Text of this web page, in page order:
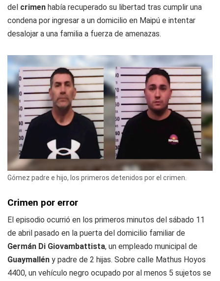
del crimen había recuperado su libertad tras cumplir una
condena por ingresar a un domicilio en Maipú e intentar
desalojar a una familia a fuerza de amenazas.
Gómez padre e hijo, los primeros detenidos por el crimen.
Crimen por error
El episodio ocurrió en los primeros minutos del sábado 11
de abril pasado en la puerta del domicilio familiar de
Germán Di Giovambattista, un empleado municipal de
Guaymallén y padre de 2 hijas. Sobre calle Mathus Hoyos
4400, un vehículo negro ocupado por al menos 5 sujetos se